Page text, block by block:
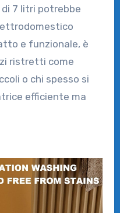
7 litri potrebbe
e funzionale, è
ristretti come
o chi spesso si
efficiente ma